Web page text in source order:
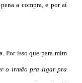
a compra, e por aí
Por isso que para mim
o irmão pra ligar pra